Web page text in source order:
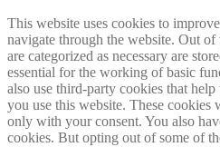
This website uses cookies to
navigate through the website. Out of
are categorized as necessary are
essential for the working of basic
also use third-party cookies that
you use this website. These
only with your consent. You also
cookies. But opting out of some of